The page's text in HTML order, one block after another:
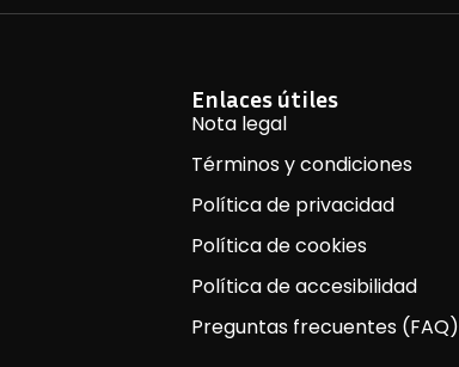
Enlaces útiles
Nota legal
Términos y condiciones
Política de privacidad
Política de cookies
Política de accesibilidad
Preguntas frecuentes (FAQ)